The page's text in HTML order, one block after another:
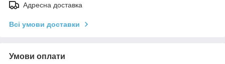
Адресна доставка
Всі умови доставки
Умови оплати